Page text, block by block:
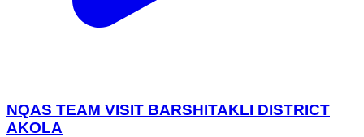
NQAS TEAM VISIT BARSHITAKLI DISTRICT
AKOLA